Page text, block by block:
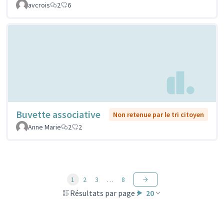
avcrois
2 6
Buvette associative
Non retenue par le tri citoyen
Anne Marie
2 2
Résultats par page : 20
1 2 3 … 8